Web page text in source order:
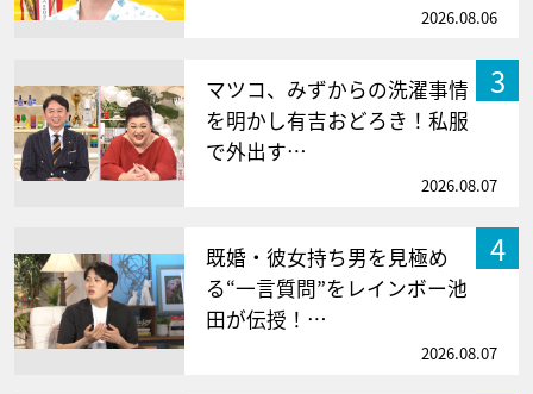
2026.08.06
3
マツコ、みずからの洗濯事情
を明かし有吉おどろき！私服
で外出す…
2026.08.07
4
既婚・彼女持ち男を見極め
る“一言質問”をレインボー池
田が伝授！…
2026.08.07